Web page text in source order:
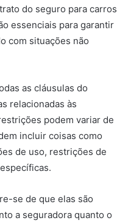
do seguro para carros
essenciais para garantir
com situações não
as cláusulas do
relacionadas às
podem variar de
incluir coisas como
de uso, restrições de
se de que elas são
a seguradora quanto o